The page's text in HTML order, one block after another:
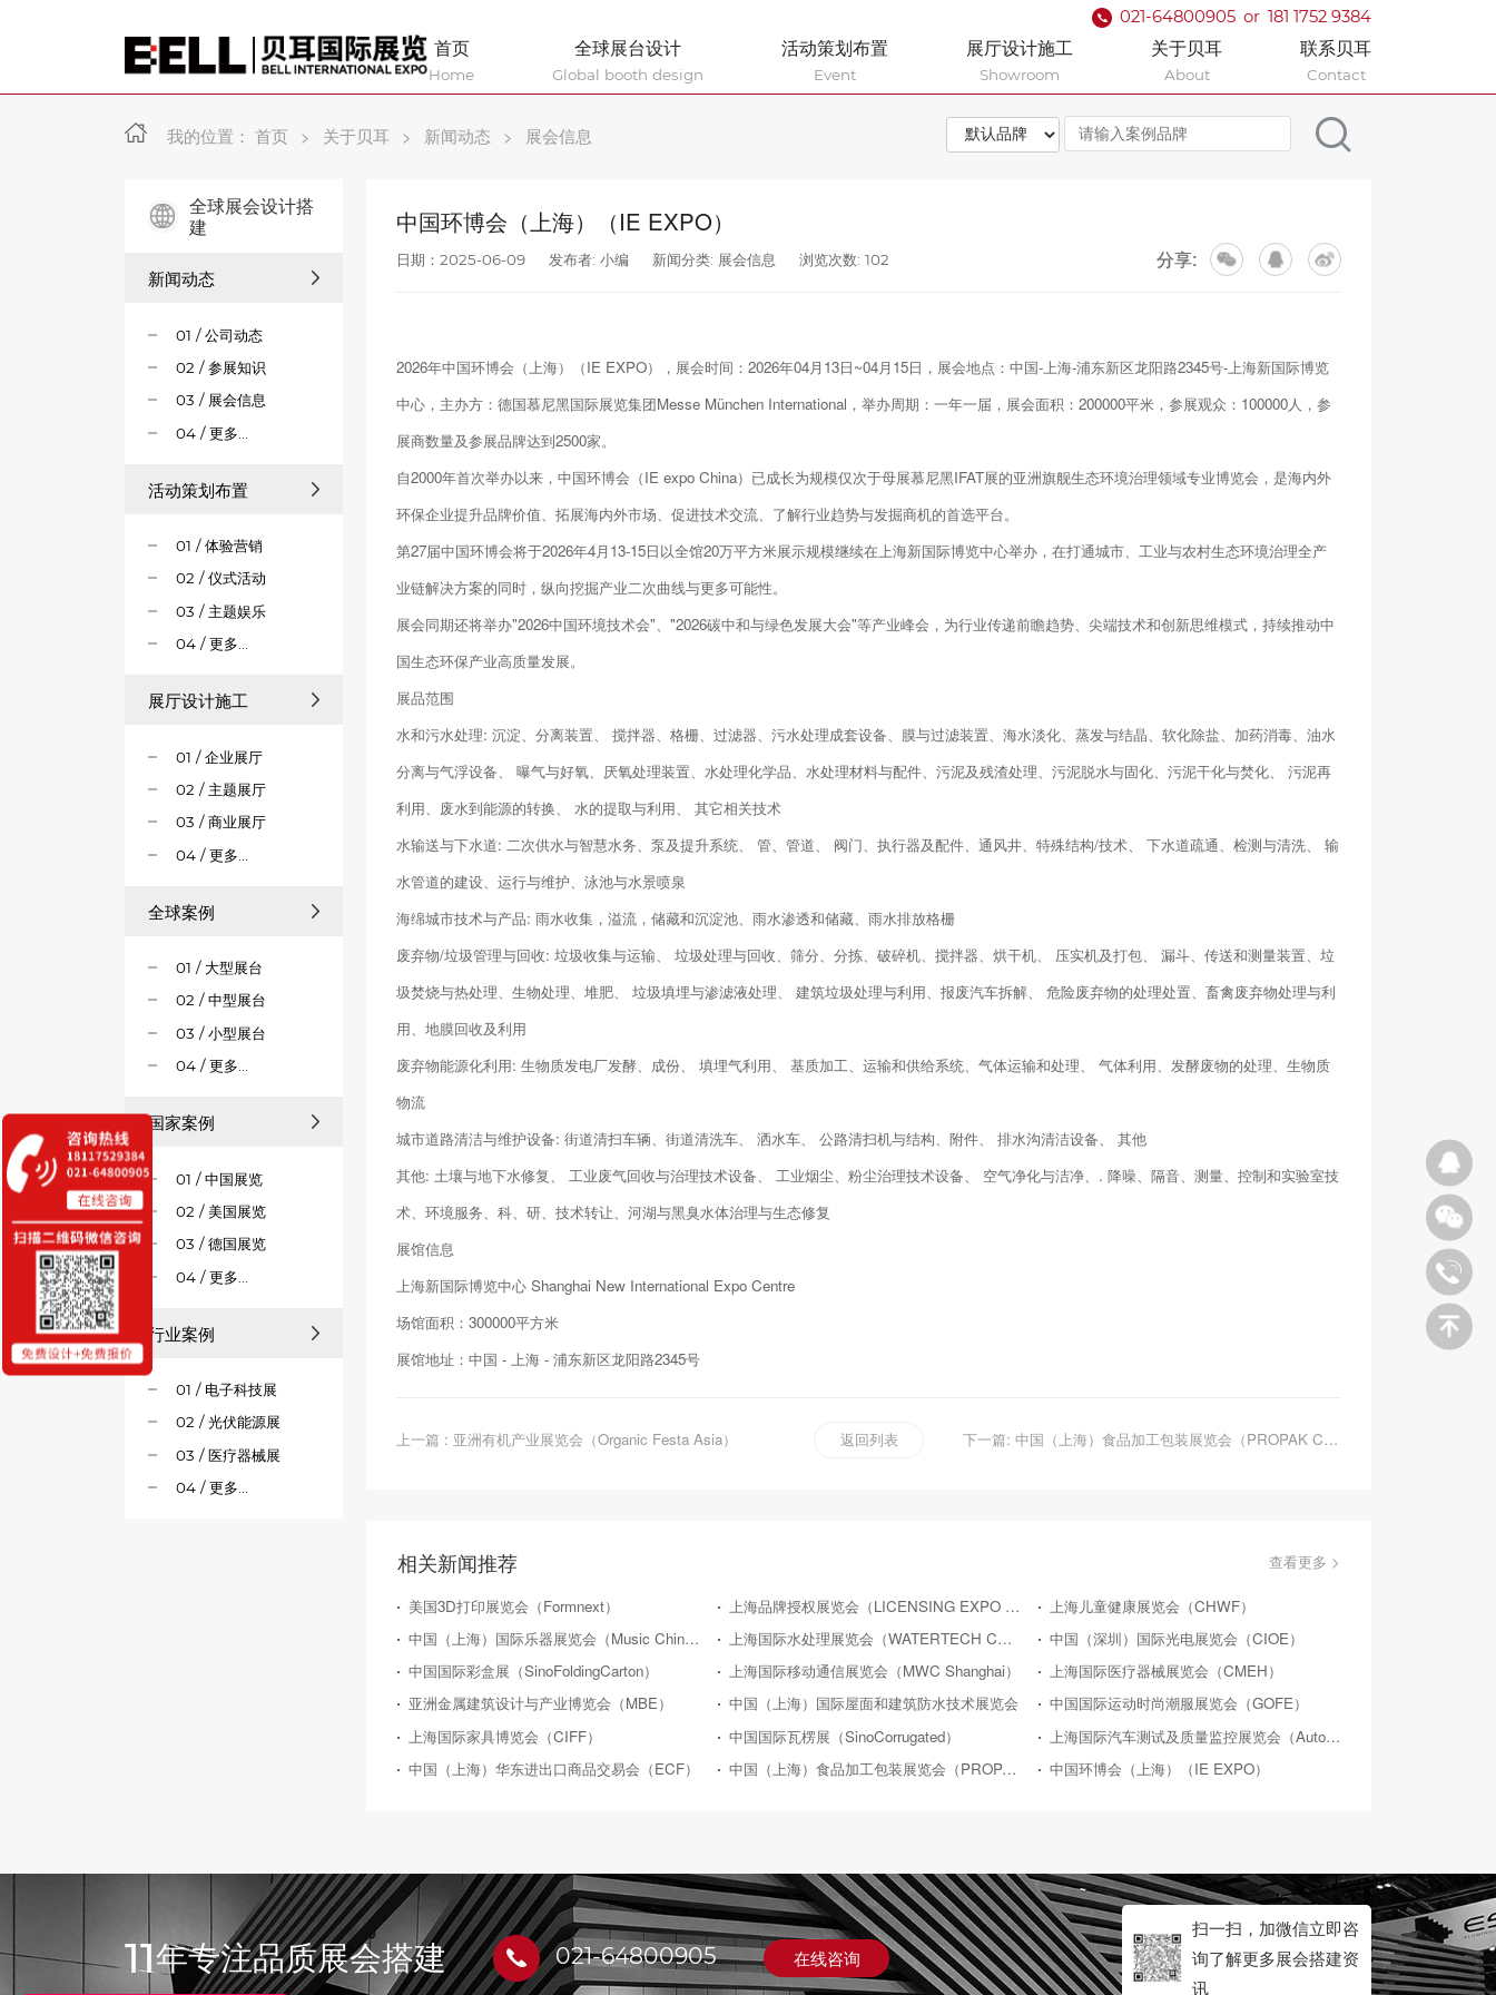
021-64800905 or 181 1752 9384
首页
Home
全球展台设计
Global booth design
活动策划布置
Event
展厅设计施工
Showroom
关于贝耳
About
联系贝耳
Contact
我的位置： 首页 > 关于贝耳 > 新闻动态 > 展会信息
全球展会设计搭
建
新闻动态
01 / 公司动态
02 / 参展知识
03 / 展会信息
04 / 更多...
活动策划布置
01 / 体验营销
02 / 仪式活动
03 / 主题娱乐
04 / 更多...
展厅设计施工
01 / 企业展厅
02 / 主题展厅
03 / 商业展厅
04 / 更多...
全球案例
01 / 大型展台
02 / 中型展台
03 / 小型展台
04 / 更多...
国家案例
01 / 中国展览
02 / 美国展览
03 / 德国展览
04 / 更多...
行业案例
01 / 电子科技展
02 / 光伏能源展
03 / 医疗器械展
04 / 更多...
中国环博会（上海）（IE EXPO）
日期：2025-06-09 发布者: 小编 新闻分类: 展会信息 浏览次数: 102 分享:
2026年中国环博会（上海）（IE EXPO），展会时间：2026年04月13日~04月15日，展会地点：中国-上海-浦东新区龙阳路2345号-上海新国际博览
中心，主办方：德国慕尼黑国际展览集团Messe München International，举办周期：一年一届，展会面积：200000平米，参展观众：100000人，参
展商数量及参展品牌达到2500家。
自2000年首次举办以来，中国环博会（IE expo China）已成长为规模仅次于母展慕尼黑IFAT展的亚洲旗舰生态环境治理领域专业博览会，是海内外
环保企业提升品牌价值、拓展海内外市场、促进技术交流、了解行业趋势与发掘商机的首选平台。
第27届中国环博会将于2026年4月13-15日以全馆20万平方米展示规模继续在上海新国际博览中心举办，在打通城市、工业与农村生态环境治理全产
业链解决方案的同时，纵向挖掘产业二次曲线与更多可能性。
展会同期还将举办"2026中国环境技术会"、"2026碳中和与绿色发展大会"等产业峰会，为行业传递前瞻趋势、尖端技术和创新思维模式，持续推动中
国生态环保产业高质量发展。
展品范围
水和污水处理: 沉淀、分离装置、 搅拌器、格栅、过滤器、污水处理成套设备、膜与过滤装置、海水淡化、蒸发与结晶、软化除盐、加药消毒、油水
分离与气浮设备、 曝气与好氧、厌氧处理装置、水处理化学品、水处理材料与配件、污泥及残渣处理、污泥脱水与固化、污泥干化与焚化、 污泥再
利用、废水到能源的转换、 水的提取与利用、 其它相关技术
水输送与下水道: 二次供水与智慧水务、泵及提升系统、 管、管道、 阀门、执行器及配件、通风井、特殊结构/技术、 下水道疏通、检测与清洗、 输
水管道的建设、运行与维护、泳池与水景喷泉
海绵城市技术与产品: 雨水收集，溢流，储藏和沉淀池、雨水渗透和储藏、雨水排放格栅
废弃物/垃圾管理与回收: 垃圾收集与运输、 垃圾处理与回收、筛分、分拣、破碎机、搅拌器、烘干机、 压实机及打包、 漏斗、传送和测量装置、垃
圾焚烧与热处理、生物处理、堆肥、 垃圾填埋与渗滤液处理、 建筑垃圾处理与利用、报废汽车拆解、 危险废弃物的处理处置、畜禽废弃物处理与利
用、地膜回收及利用
废弃物能源化利用: 生物质发电厂发酵、成份、 填埋气利用、 基质加工、运输和供给系统、气体运输和处理、 气体利用、发酵废物的处理、生物质
物流
城市道路清洁与维护设备: 街道清扫车辆、街道清洗车、 洒水车、 公路清扫机与结构、附件、 排水沟清洁设备、 其他
其他: 土壤与地下水修复、 工业废气回收与治理技术设备、 工业烟尘、粉尘治理技术设备、 空气净化与洁净、. 降噪、隔音、测量、控制和实验室技
术、环境服务、科、研、技术转让、河湖与黑臭水体治理与生态修复
展馆信息
上海新国际博览中心 Shanghai New International Expo Centre
场馆面积：300000平方米
展馆地址：中国 - 上海 - 浦东新区龙阳路2345号
上一篇 : 亚洲有机产业展览会（Organic Festa Asia） 返回列表 下一篇: 中国（上海）食品加工包装展览会（PROPAK CHINA）
相关新闻推荐 查看更多 >
美国3D打印展览会（Formnext） 上海品牌授权展览会（LICENSING EXPO CHINA）
上海儿童健康展览会（CHWF）
中国（上海）国际乐器展览会（Music China）
上海国际水处理展览会（WATERTECH CHINA）
中国（深圳）国际光电展览会（CIOE）
中国国际彩盒展（SinoFoldingCarton）
上海国际移动通信展览会（MWC Shanghai）
上海国际医疗器械展览会（CMEH）
亚洲金属建筑设计与产业博览会（MBE）
中国（上海）国际屋面和建筑防水技术展览会
中国国际运动时尚潮服展览会（GOFE）
上海国际家具博览会（CIFF）
中国国际瓦楞展（SinoCorrugated）
上海国际汽车测试及质量监控展览会（Automotive Testing Expo）
中国（上海）华东进出口商品交易会（ECF）
中国（上海）食品加工包装展览会（PROPAK CHINA） 中国环博会（上海）（IE EXPO）
11年专注品质展会搭建 021-64800905 在线咨询
扫一扫，加微信立即咨
询了解更多展会搭建资
讯